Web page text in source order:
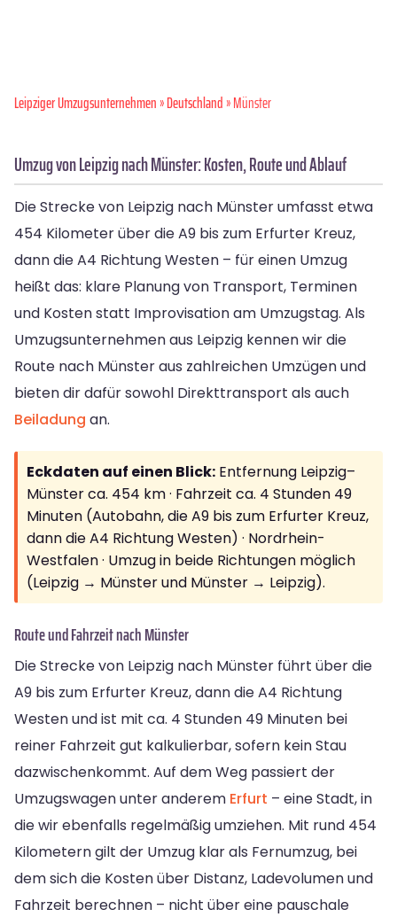
Leipziger Umzugsunternehmen»Deutschland» Münster
Umzug von Leipzig nach Münster: Kosten, Route und Ablauf
Die Strecke von Leipzig nach Münster umfasst etwa
454 Kilometer über die A9 bis zum Erfurter Kreuz,
dann die A4 Richtung Westen – für einen Umzug
heißt das: klare Planung von Transport, Terminen
und Kosten statt Improvisation am Umzugstag. Als
Umzugsunternehmen aus Leipzig kennen wir die
Route nach Münster aus zahlreichen Umzügen und
bieten dir dafür sowohl Direkttransport als auch
Beiladung an.
Eckdaten auf einen Blick: Entfernung Leipzig–
Münster ca. 454 km · Fahrzeit ca. 4 Stunden 49
Minuten (Autobahn, die A9 bis zum Erfurter Kreuz,
dann die A4 Richtung Westen) · Nordrhein-
Westfalen · Umzug in beide Richtungen möglich
(Leipzig → Münster und Münster → Leipzig).
Route und Fahrzeit nach Münster
Die Strecke von Leipzig nach Münster führt über die
A9 bis zum Erfurter Kreuz, dann die A4 Richtung
Westen und ist mit ca. 4 Stunden 49 Minuten bei
reiner Fahrzeit gut kalkulierbar, sofern kein Stau
dazwischenkommt. Auf dem Weg passiert der
Umzugswagen unter anderem Erfurt – eine Stadt, in
die wir ebenfalls regelmäßig umziehen. Mit rund 454
Kilometern gilt der Umzug klar als Fernumzug, bei
dem sich die Kosten über Distanz, Ladevolumen und
Fahrzeit berechnen – nicht über eine pauschale